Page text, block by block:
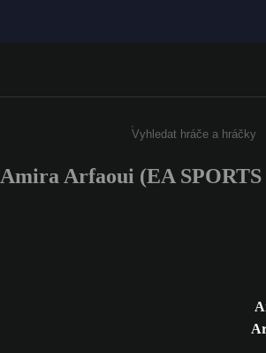
Enter a minimum
Amira Arfaoui (EA